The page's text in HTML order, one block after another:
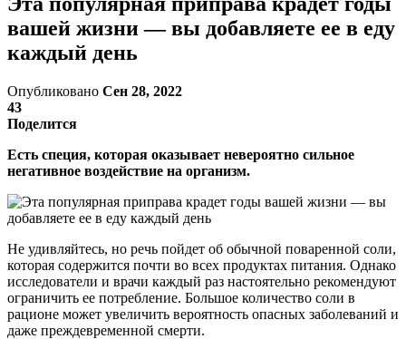
вашей жизни — вы добавляете ее в еду
каждый день
Опубликовано Сен 28, 2022
43
Поделится
Есть специя, которая оказывает невероятно сильное
негативное воздействие на организм.
Не удивляйтесь, но речь пойдет об обычной поваренной соли,
которая содержится почти во всех продуктах питания. Однако
исследователи и врачи каждый раз настоятельно рекомендуют
ограничить ее потребление. Большое количество соли в
рационе может увеличить вероятность опасных заболеваний и
даже преждевременной смерти.